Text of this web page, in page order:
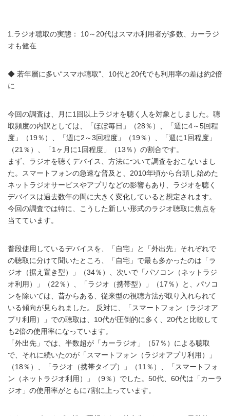
1.ラジオ聴取の実態： 10～20代はスマホ利用者が多数、カーラジ
オも健在
◆ 若年層に多い“スマホ聴取”、10代と20代でも利用率の差は約2倍
に
今回の調査は、月に1回以上ラジオを聴く人を対象としました。聴
取頻度の内訳としては、「ほぼ毎日」（28％）、「週に4～5回程
度」（19％）、「週に2～3回程度」（19％）、「週に1回程度」
（21％）、「1ヶ月に1回程度」（13％）の割合です。
まず、ラジオを聴くデバイス、方法について調査をおこないまし
た。スマートフォンの急速な普及と、2010年頃から台頭し始めた
ネットラジオサービスやアプリなどの影響もあり、ラジオを聴く
デバイスは過去数年の間に大きく変化していると想定されます。
今回の調査では特に、こうした新しい形式のラジオ聴取に焦点を
当てています。
普段使用しているデバイスを、「自宅」と「外出先」それぞれで
の聴取に分けて聞いたところ、「自宅」で最も多かったのは「ラ
ジオ（据え置き型）」（34％）、次いで「パソコン（ネットラジ
オ利用）」（22％）、「ラジオ（携帯型）」（17％）と、パソコ
ンを除いては、昔からある、従来型の視聴方法が取り入れられて
いる傾向が見られました。 反対に、「スマートフォン（ラジオア
プリ利用）」での聴取は、10代が圧倒的に多く、20代と比較して
も2倍の使用率になっています。
「外出先」では、半数超が「カーラジオ」（57％）による聴取
で、それに続いたのが「スマートフォン（ラジオアプリ利用）」
（18％）、「ラジオ（携帯タイプ）」（11％）、「スマートフォ
ン（ネットラジオ利用）」（9％）でした。50代、60代は「カーラ
ジオ」の使用率がともに7割に上っています。